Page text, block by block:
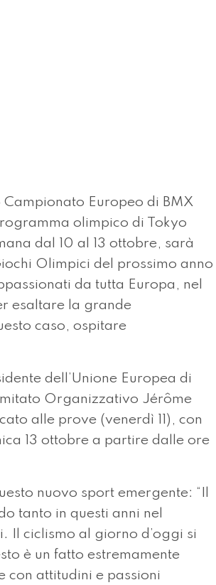
Europeo di BMX
olimpico di Tokyo
dal 10 al 13 ottobre, sarà
Olimpici del prossimo anno
da tutta Europa, nel
esaltare la grande
caso, ospitare
dell’Unione Europea di
Organizzativo Jérôme
alle prove (venerdì 11), con
13 ottobre a partire dalle ore
nuovo sport emergente: “Il
tanto in questi anni nel
Il ciclismo al giorno d’oggi si
è un fatto estremamente
con attitudini e passioni